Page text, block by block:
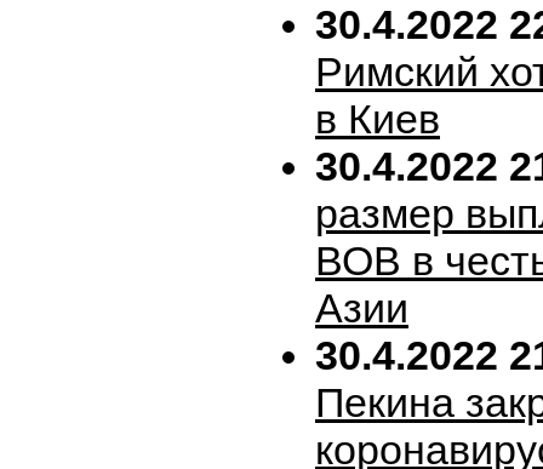
30.4.2022
Римский
в Киев
30.4.2022
размер
ВОВ в
Азии
30.4.2022
Пекина